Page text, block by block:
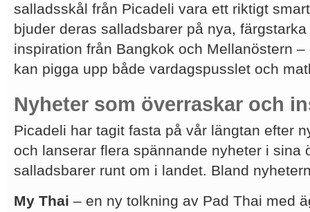
salladsskål från Picadeli vara ett riktigt
bjuder deras salladsbarer på nya,
inspiration från Bangkok och Mellanöstern
kan pigga upp både vardagspusslet och
Nyheter som överraskar och
Picadeli har tagit fasta på vår längtan efter
och lanserar flera spännande nyheter i sina
salladsbarer runt om i landet. Bland
My Thai – en ny tolkning av Pad Thai med